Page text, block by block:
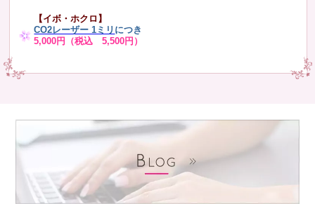
【イボ・ホクロ】
CO2レーザー 1ミリ につき
5,000円（税込 5,500円）